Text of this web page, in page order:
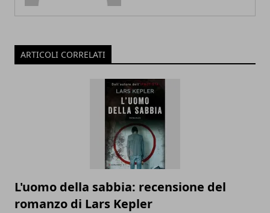
ARTICOLI CORRELATI
L'uomo della sabbia: recensione del
romanzo di Lars Kepler